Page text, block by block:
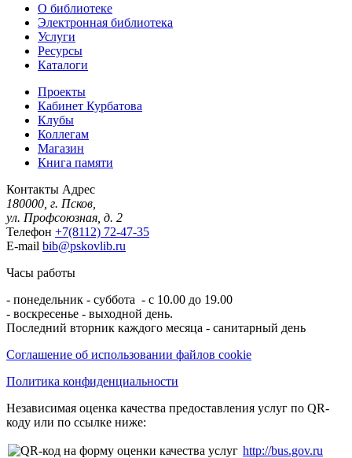
О библиотеке
Электронная библиотека
Услуги
Ресурсы
Каталоги
Проекты
Кабинет Курбатова
Клубы
Коллегам
Магазин
Книга памяти
Контакты Адрес
180000, г. Псков,
ул. Профсоюзная, д. 2
Телефон +7(8112) 72-47-35
E-mail bib@pskovlib.ru
Часы работы
- понедельник - суббота - с 10.00 до 19.00
- воскресенье - выходной день.
Последний вторник каждого месяца - санитарный день
Соглашение об использовании файлов cookie
Политика конфиденциальности
Независимая оценка качества предоставления услуг по QR-
коду или по ссылке ниже:
http://bus.gov.ru